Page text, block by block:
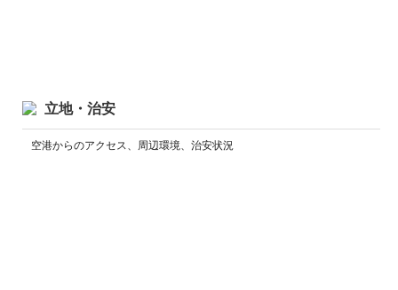
立地・治安
空港からのアクセス、周辺環境、治安状況